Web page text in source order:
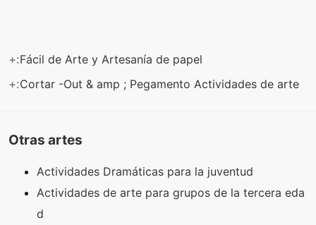
+:Fácil de Arte y Artesanía de papel
+:Cortar -Out & amp ; Pegamento Actividades de arte
Otras artes
Actividades Dramáticas para la juventud
Actividades de arte para grupos de la tercera eda
d